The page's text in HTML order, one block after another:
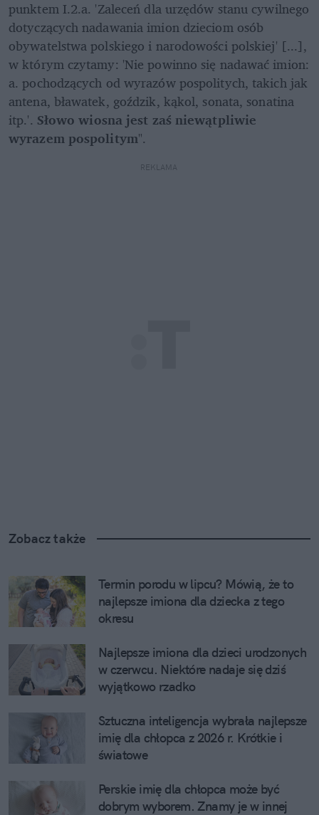
punktem I.2.a. 'Zaleceń dla urzędów stanu cywilnego
dotyczących nadawania imion dzieciom osób
obywatelstwa polskiego i narodowości polskiej' [...],
w którym czytamy: 'Nie powinno się nadawać imion:
a. pochodzących od wyrazów pospolitych, takich jak
antena, bławatek, goździk, kąkol, sonata, sonatina
itp.'. Słowo wiosna jest zaś niewątpliwie
wyrazem pospolitym".
REKLAMA
Zobacz także
Termin porodu w lipcu? Mówią, że to
najlepsze imiona dla dziecka z tego
okresu
Najlepsze imiona dla dzieci urodzonych
w czerwcu. Niektóre nadaje się dziś
wyjątkowo rzadko
Sztuczna inteligencja wybrała najlepsze
imię dla chłopca z 2026 r. Krótkie i
światowe
Perskie imię dla chłopca może być
dobrym wyborem. Znamy je w innej